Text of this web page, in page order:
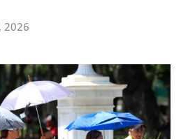
2026